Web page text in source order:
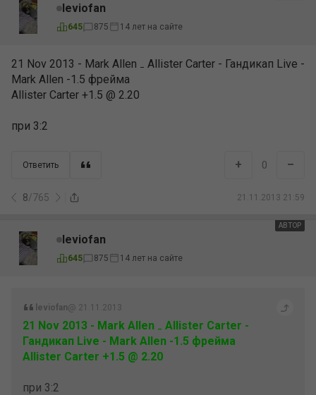
leviofan
645 875 14 лет на сайте
21 Nov 2013 - Mark Allen ₋ Allister Carter - Гандикап Live -
Mark Allen -1.5 фрейма
Allister Carter +1.5 @ 2.20
при 3:2
Ответить
8/765 21.11.2013 21:59
+ 0 –
АВТОР
leviofan
645 875 14 лет на сайте
leviofan@ 21.11.2013
21 Nov 2013 - Mark Allen ₋ Allister Carter -
Гандикап Live - Mark Allen -1.5 фрейма
Allister Carter +1.5 @ 2.20
при 3:2